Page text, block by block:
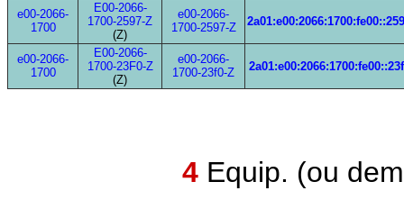
e00-2066-
1700
E00-2066-
1700-2597-Z
(Z)
e00-2066-
1700-2597-Z
e00-2066-
1700
E00-2066-
1700-23F0-Z
(Z)
e00-2066-
1700-23f0-Z
4 Equip. (ou